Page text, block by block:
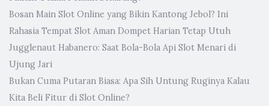
Bosan Main Slot Online yang Bikin Kantong Jebol? Ini
Rahasia Tempat Slot Aman Dompet Harian Tetap Utuh
Jugglenaut Habanero: Saat Bola-Bola Api Slot Menari di
Ujung Jari
Bukan Cuma Putaran Biasa: Apa Sih Untung Ruginya Kalau
Kita Beli Fitur di Slot Online?